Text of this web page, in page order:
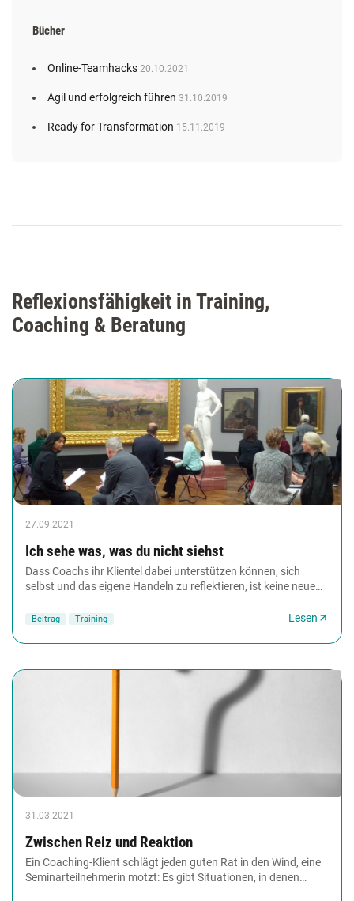
Bücher
Online-Teamhacks 20.10.2021
Agil und erfolgreich führen 31.10.2019
Ready for Transformation 15.11.2019
Reflexionsfähigkeit in Training,
Coaching & Beratung
27.09.2021
Ich sehe was, was du nicht siehst
Dass Coachs ihr Klientel dabei unterstützen können, sich
selbst und das eigene Handeln zu reflektieren, ist keine neue
Beitrag Training Lesen
31.03.2021
Zwischen Reiz und Reaktion
Ein Coaching-Klient schlägt jeden guten Rat in den Wind, eine
Seminarteilnehmerin motzt: Es gibt Situationen, in denen